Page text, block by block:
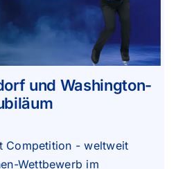
und Washington-
Competition - weltweit
Wettbewerb im